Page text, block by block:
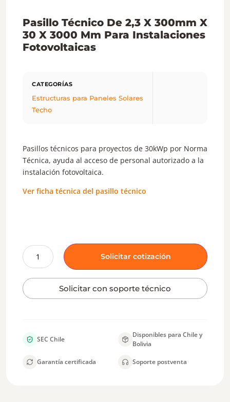
Pasillo Técnico De 2,3 X 300mm X
30 X 3000 Mm Para Instalaciones
Fotovoltaicas
Estructuras para Paneles Solares
Techo
Pasillos técnicos para proyectos de 30kWp por Norma
Técnica, ayuda al acceso de personal autorizado a la
instalación fotovoltaica.
Ver ficha técnica del pasillo técnico
Solicitar cotización
Solicitar con soporte técnico
SEC Chile
Disponibles para Chile y
Bolivia
Garantía certificada Soporte postventa